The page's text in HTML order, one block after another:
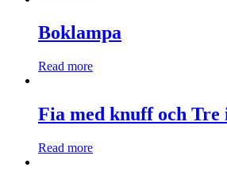
Boklampa
Read more
Fia med knuff och Tre
Read more